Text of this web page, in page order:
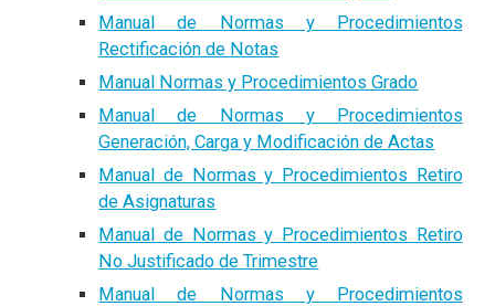
Manual de Normas y Procedimientos
Rectificación de Notas
Manual Normas y Procedimientos Grado
Manual de Normas y Procedimientos
Generación, Carga y Modificación de Actas
Manual de Normas y Procedimientos Retiro
de Asignaturas
Manual de Normas y Procedimientos Retiro
No Justificado de Trimestre
Manual de Normas y Procedimientos